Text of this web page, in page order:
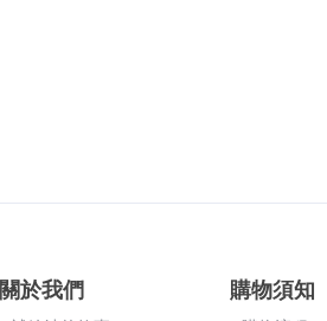
關於我們 購物須知